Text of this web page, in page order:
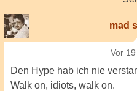
mad
Vor
Den Hype hab ich nie
Walk on, idiots, walk on.